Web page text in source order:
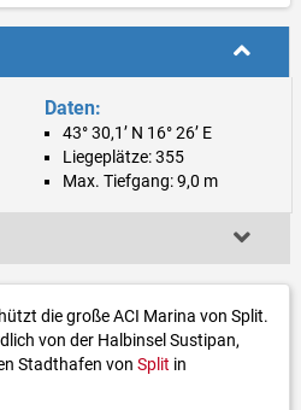
Daten:
43° 30,1’ N 16° 26’ E
Liegeplätze: 355
Max. Tiefgang: 9,0 m
die große ACI Marina von Split.
von der Halbinsel Sustipan,
Stadthafen von Split in